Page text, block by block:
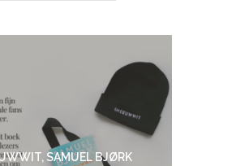
SAMUEL BJØRK